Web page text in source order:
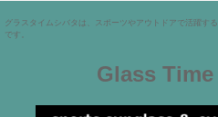
グラスタイムシバタは、スポーツやアウトドアで活躍す
です。
Glass Time